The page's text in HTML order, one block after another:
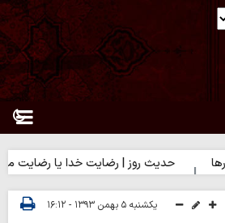
حدیث روز | رضایت خدا یا رضایت مردم؟
یکشنبه ۵ بهمن ۱۳۹۳ - ۱۶:۱۲